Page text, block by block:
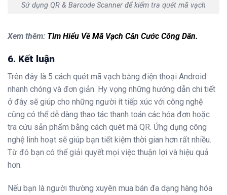
Sử dụng QR & Barcode Scanner để kiểm tra quét mã vạch
Xem thêm: Tìm Hiểu Về Mã Vạch Căn Cước Công Dân.
6. Kết luận
Trên đây là 5 cách quét mã vạch bằng điện thoại Android
nhanh chóng và đơn giản. Hy vọng những hướng dẫn chi tiết
ở đây sẽ giúp cho những người ít tiếp xúc với công nghệ
cũng có thể dễ dàng thao tác thanh toán các hóa đơn hoặc
tra cứu sản phẩm bằng cách quét mã QR. Ứng dụng công
nghệ linh hoạt sẽ giúp bạn tiết kiệm thời gian hơn rất nhiều.
Từ đó bạn có thể giải quyết mọi việc thuận lợi và hiệu quả
hơn.
Nếu bạn là người thường xuyên mua bán đa dạng hàng hóa